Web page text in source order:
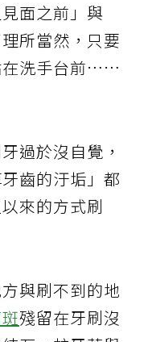
面之前」與
所當然，只要
在洗手台前……
過於沒自覺，
齒的汙垢」都
來的方式刷
與刷不到的地
殘留在牙刷沒